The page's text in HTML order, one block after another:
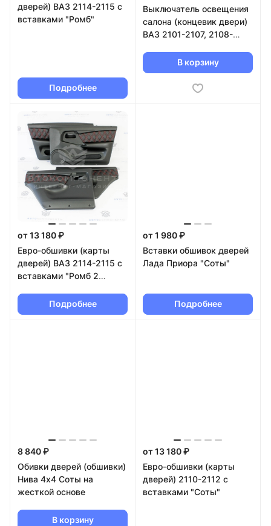
дверей) ВАЗ 2114-2115 с
вставками "Ромб"
Подробнее
Выключатель освещения
салона (концевик двери)
ВАЗ 2101-2107, 2108-
В корзину
от 13 180 ₽
Евро-обшивки (карты
дверей) ВАЗ 2114-2115 с
вставками "Ромб 2
Подробнее
от 1 980 ₽
Вставки обшивок дверей
Лада Приора "Соты"
Подробнее
8 840 ₽
Обивки дверей (обшивки)
Нива 4х4 Соты на
жесткой основе
В корзину
от 13 180 ₽
Евро-обшивки (карты
дверей) 2110-2112 с
вставками "Соты"